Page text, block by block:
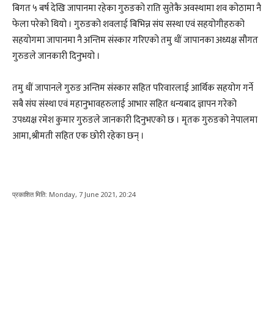
बिगत ५ बर्ष देखि जापानमा रहेका गुरुङको राति सुतेकै अवस्थामा शव कोठामा नै
फेला परेको थियो । गुरुङको शवलाई बिभिन्न संघ सस्था एवं सहयोगीहरुको
सहयोगमा जापानमा नै अन्तिम संस्कार गरिएको तमु धीं जापानका अध्यक्ष सौगत
गुरुङले जानकारी दिनुभयो ।
तमु धीं जापानले गुरुङ अन्तिम संस्कार सहित परिवारलाई आर्थिक सहयोग गर्ने
सबै संघ संस्था एवं महानुभावहरुलाई आभार सहित धन्यबाद ज्ञापन गरेको
उपध्यक्ष रमेश कुमार गुरुङले जानकारी दिनुभएको छ । मृतक गुरुङको नेपालमा
आमा,श्रीमती सहित एक छोरी रहेका छन् ।
प्रकाशित मिति: Monday, 7 June 2021, 20:24